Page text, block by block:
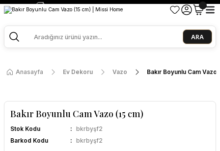
2500 TL ve Üzeri Alışverişlerde Kargo Bedava!
ARA
Anasayfa Ev Dekoru Vazo Bakır Boyunlu Cam Vazo
Bakır Boyunlu Cam Vazo (15 cm)
Stok Kodu
bkrbyşf2
Barkod Kodu
bkrbyşf2